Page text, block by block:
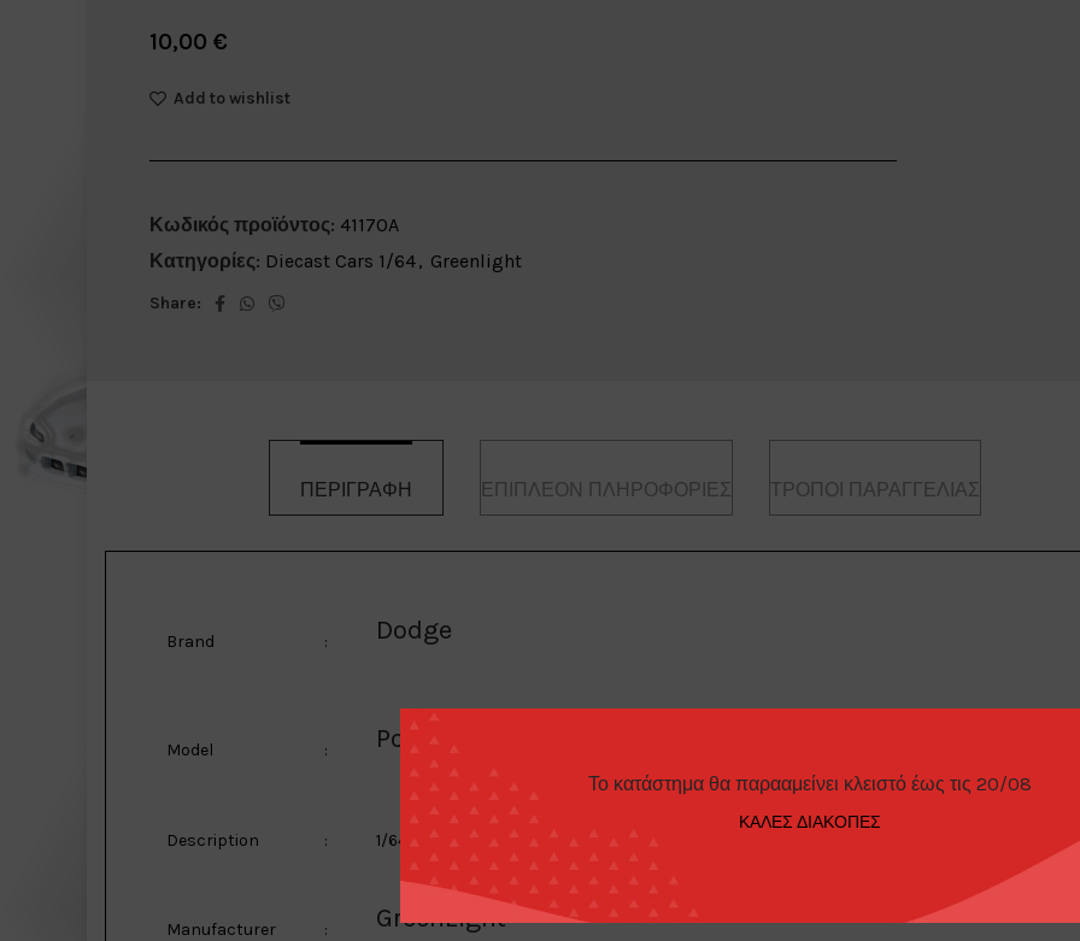
Το κατάστημα θα παρααμείνει κλειστό έως τις 20/08
ΚΑΛΕΣ ΔΙΑΚΟΠΕΣ
10,00 €
Add to wishlist
Κωδικός προϊόντος: 41170A
Κατηγορίες: Diecast Cars 1/64, Greenlight
Share:
ΠΕΡΙΓΡΑΦΉ ΕΠΙΠΛΈΟΝ ΠΛΗΡΟΦΟΡΊΕΣ ΤΡΌΠΟΙ ΠΑΡΑΓΓΕΛΊΑΣ
Brand : Dodge
Model : Power Wagon Wrecker
Description : 1/64 1945 Dodge Power Wagon Wrecker Shell Oil *Running on Empty Series 17*, black/white
Manufacturer : GreenLight